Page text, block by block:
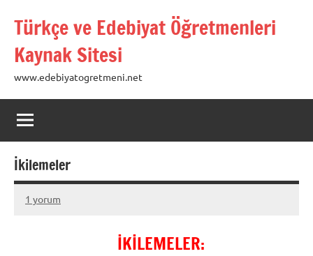
Türkçe ve Edebiyat Öğretmenleri
Kaynak Sitesi
www.edebiyatogretmeni.net
İkilemeler
09
hulya
1 yorum
İKİLEMELER: